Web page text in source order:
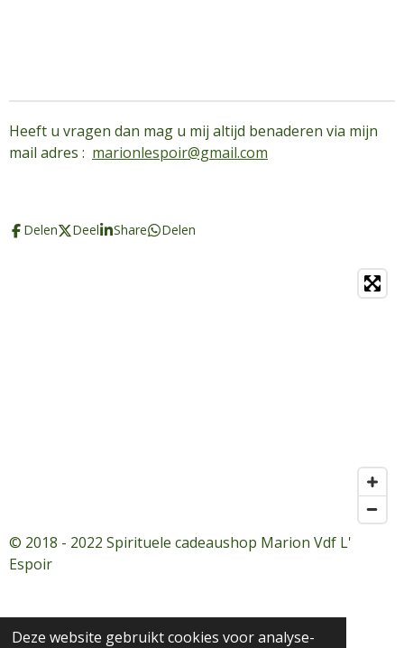
Deze website gebruikt cookies voor analyse-
Heeft u vragen dan mag u mij altijd benaderen via mijn
mail adres : marionlespoir@gmail.com
Delen Deel Share Delen
© 2018 - 2022 Spirituele cadeaushop Marion Vdf L'
Espoir